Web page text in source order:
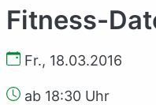
Fitness-
Fr., 18.03.2016
ab 18:30 Uhr